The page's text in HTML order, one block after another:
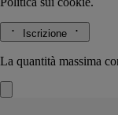
Iscrizione
La quantità massima